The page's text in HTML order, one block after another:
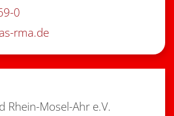
0
rma.de
Rhein-Mosel-Ahr e.V.